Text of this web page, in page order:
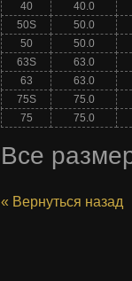
40
40.0
50S
50.0
50
50.0
63S
63.0
63
63.0
75S
75.0
75
75.0
Все
« Вернуться назад